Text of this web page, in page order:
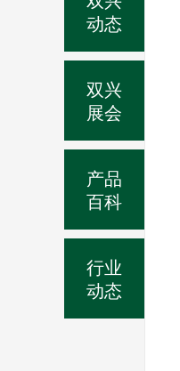
动态
双兴
展会
产品
百科
行业
动态